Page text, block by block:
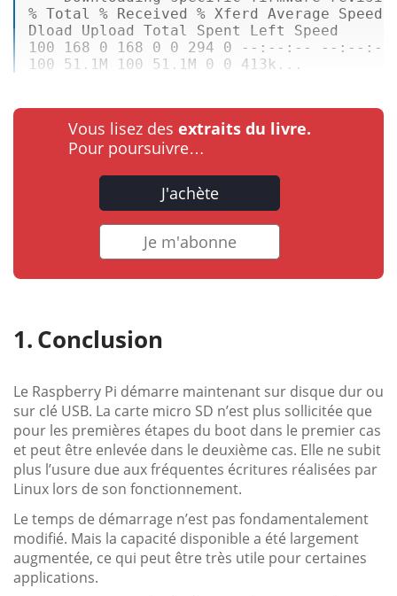
% Total % Received % Xferd Average Speed
Dload
Upload Total Spent Left
Speed
100
168 0 168 0 0 294 0 -- :-- :-- -- :-- :--
100
51 .1M 100 51 .1M 0 0 413k...
Vous lisez des extraits du livre.
Pour poursuivre…
J'achète
Je m'abonne
Conclusion
Le Raspberry Pi démarre maintenant sur disque dur ou
sur clé USB. La carte micro SD n’est plus sollicitée que
pour les premières étapes du boot dans le premier cas
et peut être enlevée dans le deuxième cas. Elle ne subit
plus l’usure due aux fréquentes écritures réalisées par
Linux lors de son fonctionnement.
Le temps de démarrage n’est pas fondamentalement
modifié. Mais la capacité disponible a été largement
augmentée, ce qui peut être très utile pour certaines
applications.